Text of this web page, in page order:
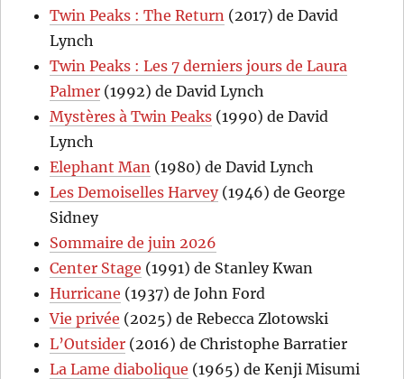
Twin Peaks : The Return (2017) de David
Lynch
Twin Peaks : Les 7 derniers jours de Laura
Palmer (1992) de David Lynch
Mystères à Twin Peaks (1990) de David
Lynch
Elephant Man (1980) de David Lynch
Les Demoiselles Harvey(1946) de George
Sidney
Sommaire de juin 2026
Center Stage (1991) de Stanley Kwan
Hurricane (1937) de John Ford
Vie privée (2025) de Rebecca Zlotowski
L’Outsider (2016) de Christophe Barratier
La Lame diabolique (1965) de Kenji Misumi